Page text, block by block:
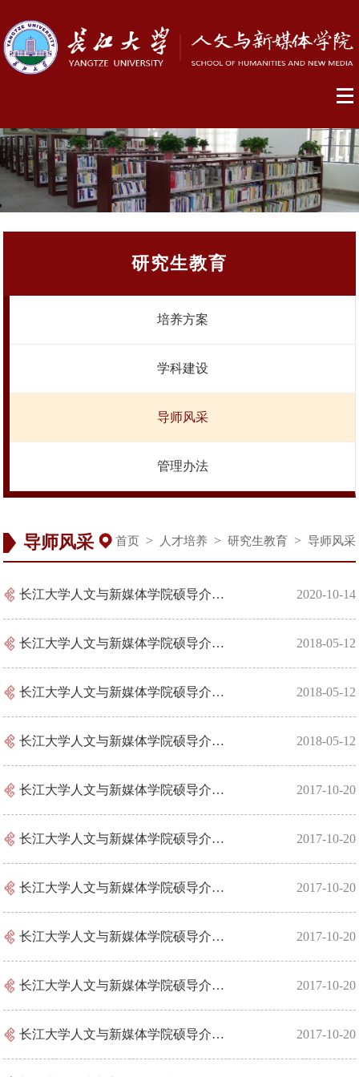
研究生教育
培养方案
学科建设
导师风采
管理办法
导师风采 首页 > 人才培养 > 研究生教育 > 导师风采
长江大学人文与新媒体学院硕导介绍：李根亮 2020-10-14
长江大学人文与新媒体学院硕导介绍：吴勇 2018-05-12
长江大学人文与新媒体学院硕导介绍：徐文武 2018-05-12
长江大学人文与新媒体学院硕导介绍：许连军 2018-05-12
长江大学人文与新媒体学院硕导介绍：何世龙 2017-10-20
长江大学人文与新媒体学院硕导介绍：邹火明 2017-10-20
长江大学人文与新媒体学院硕导介绍：管兴平 2017-10-20
长江大学人文与新媒体学院硕导介绍：李家宝 2017-10-20
长江大学人文与新媒体学院硕导介绍：罗勋章 2017-10-20
长江大学人文与新媒体学院硕导介绍：李华平 2017-10-20